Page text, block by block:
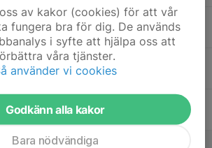
av kakor (cookies) för att vår
fungera bra för dig. De används
i syfte att hjälpa oss att
våra tjänster.
använder vi cookies
Godkänn alla kakor
Bara nödvändiga